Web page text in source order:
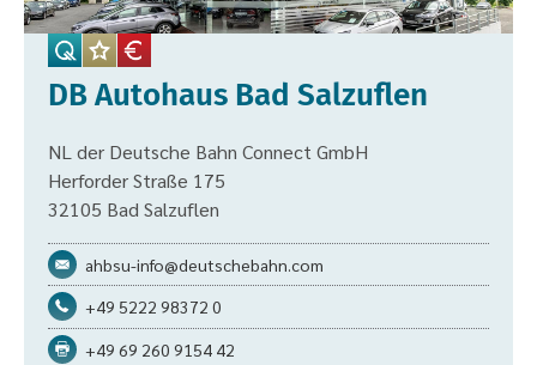
DB Autohaus Bad Salzuflen
NL der Deutsche Bahn Connect GmbH
Herforder Straße 175
32105 Bad Salzuflen
ahbsu-info@deutschebahn.com
+49 5222 98372 0
+49 69 260 9154 42